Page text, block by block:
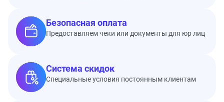
Безопасная оплата
Предоставляем чеки или документы для юр лиц
Система скидок
Специальные условия постоянным клиентам